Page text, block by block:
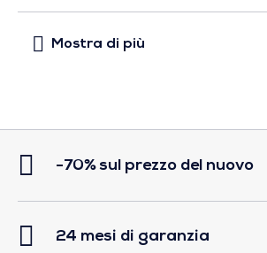
-70% sul prezzo del nuovo
24 mesi di garanzia